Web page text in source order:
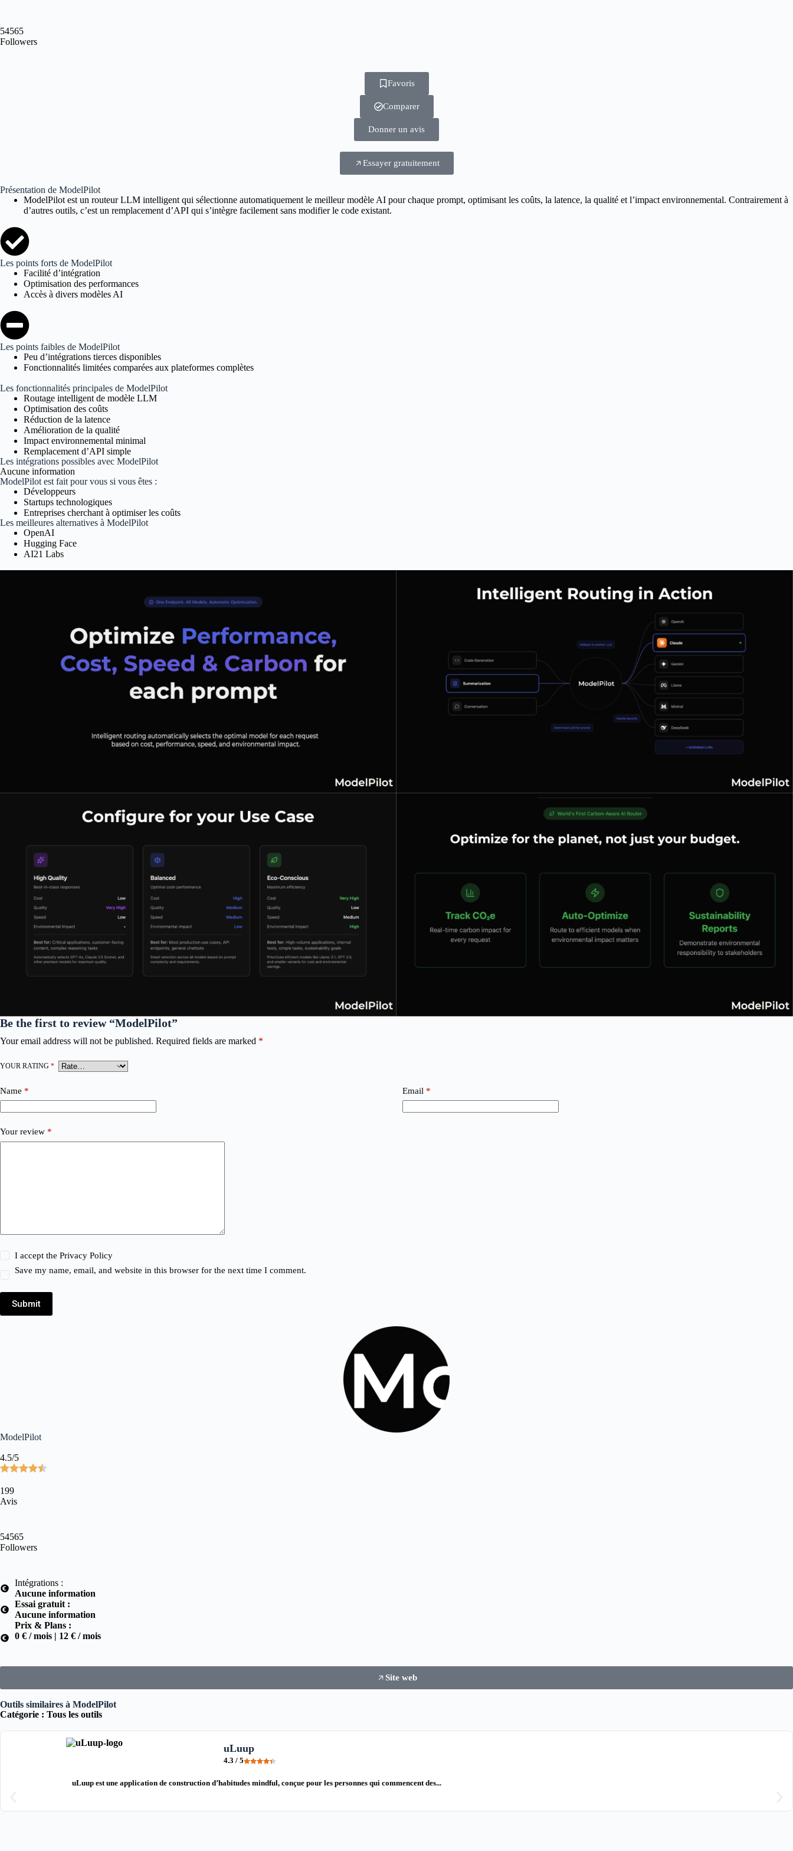
54565
Followers
Favoris
Comparer
Donner un avis
Essayer gratuitement
Présentation de ModelPilot
ModelPilot est un routeur LLM intelligent qui sélectionne automatiquement le meilleur modèle AI pour chaque prompt, optimisant les coûts, la latence, la qualité et l’impact environnemental. Contrairement à
d’autres outils, c’est un remplacement d’API qui s’intègre facilement sans modifier le code existant.
Les points forts de ModelPilot
Facilité d’intégration
Optimisation des performances
Accès à divers modèles AI
Les points faibles de ModelPilot
Peu d’intégrations tierces disponibles
Fonctionnalités limitées comparées aux plateformes complètes
Les fonctionnalités principales de ModelPilot
Routage intelligent de modèle LLM
Optimisation des coûts
Réduction de la latence
Amélioration de la qualité
Impact environnemental minimal
Remplacement d’API simple
Les intégrations possibles avec ModelPilot
Aucune information
ModelPilot est fait pour vous si vous êtes :
Développeurs
Startups technologiques
Entreprises cherchant à optimiser les coûts
Les meilleures alternatives à ModelPilot
OpenAI
Hugging Face
AI21 Labs
Be the first to review “ModelPilot”
Your email address will not be published. Required fields are marked *
YOUR RATING *
Name * Email *
Your review *
I accept thePrivacy Policy
Save my name, email, and website in this browser for the next time I comment.
Submit
ModelPilot
4.5/5
199
Avis
54565
Followers
Intégrations :
Aucune information
Essai gratuit :
Aucune information
Prix & Plans :
0 € / mois | 12 € / mois
Site web
Outils similaires à ModelPilot
Catégorie : Tous les outils
uLuup
4.3 / 5
uLuup est une application de construction d’habitudes mindful, conçue pour les personnes qui commencent des...